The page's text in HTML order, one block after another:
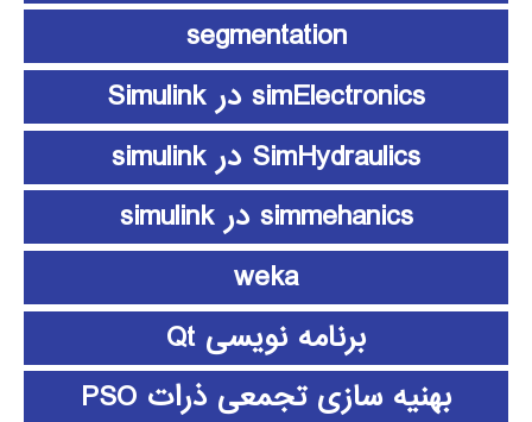
segmentation
simElectronics در Simulink
SimHydraulics در simulink
simmehanics در simulink
weka
برنامه نویسی Qt
بهنیه سازی تجمعی ذرات PSO